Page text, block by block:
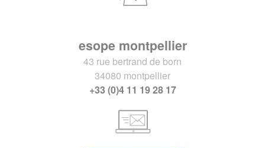
esope montpellier
43 rue bertrand de born
34080 montpellier
+33 (0)4 11 19 28 17